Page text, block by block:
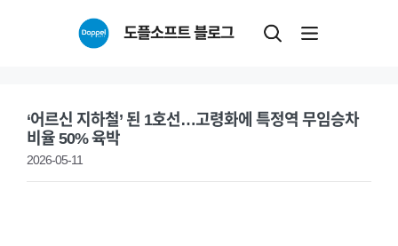
도플소프트 블로그
‘어르신 지하철’ 된 1호선…고령화에 특정역 무임승차
비율 50% 육박
2026-05-11